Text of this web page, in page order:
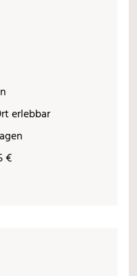
erlebbar
€